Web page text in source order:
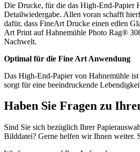
Die Drucke, für die das High-End-Papier
Detailwiedergabe. Allen voran schafft
dafür, dass FineArt Drucke einen edlen
Art Print auf Hahnemühle Photo Rag®
Nachwelt.
Optimal für die Fine Art Anwendung
Das High-End-Papier von Hahnemühle
sorgt für eine beeindruckende
Haben Sie Fragen zu
Sind Sie sich bezüglich Ihrer
Bilddatei? Gerne helfen wir Ihnen weiter.